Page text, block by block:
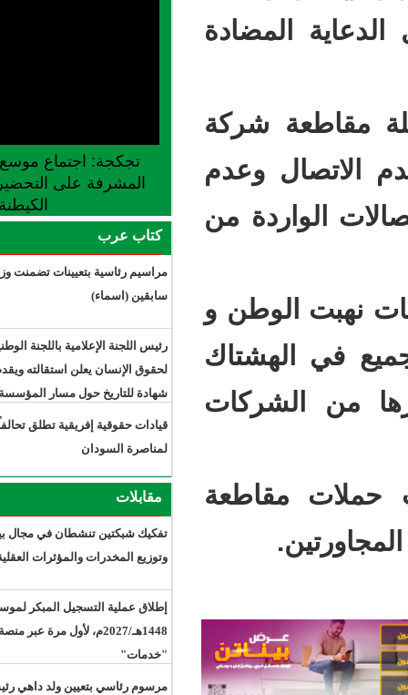
شركة
وعدم
من
و
تجكجة: اجتماع موسع للجنة الجهوية
المشرفة على التحضير لإطلاق موسم
كتاب عرب
مراسيم رئاسية بتعيينات تضمنت وزراء
سابقين (اسماء)
رئيس اللجنة الإعلامية باللجنة الوطنية
لحقوق الإنسان يعلن استقالته ويقدم
شهادة للتاريخ حول مسار المؤسسة
قيادات حقوقية إفريقية تطلق تحالفاً
مقابلات
تفكيك شبكتين تنشطان في مجال بيع
وتوزيع المخدرات والمؤثرات العقلية.
إطلاق عملية التسجيل المبكر لموسم حج
1448هـ/2027م، لأول مرة عبر منصة
"خدمات"
مرسوم رئاسي بتعيين ولد داهي رئيسًا